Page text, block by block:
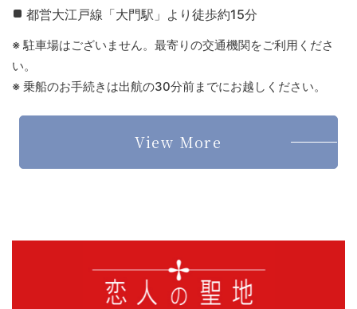
都営大江戸線「大門駅」より徒歩約15分
※ 駐車場はございません。最寄りの交通機関をご利用くださ
い。
※ 乗船のお手続きは出航の30分前までにお越しください。
View More